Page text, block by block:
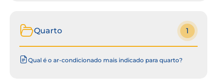
Quarto 1
Qual é o ar-condicionado mais indicado para quarto?